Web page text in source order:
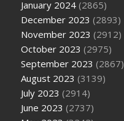
January 2024 (2865)
December 2023 (2893)
November 2023 (2912)
October 2023 (2975)
September 2023 (2867)
August 2023 (3139)
July 2023 (2914)
June 2023 (2737)